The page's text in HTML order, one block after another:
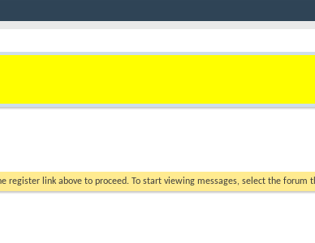
register link above to proceed. To start viewing messages, select the